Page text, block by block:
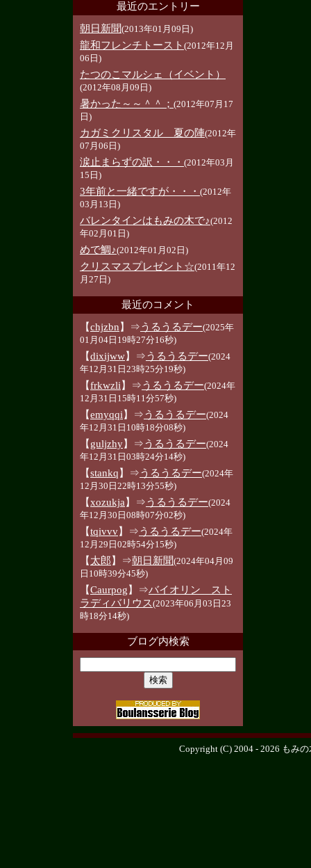
最近のエントリー
朝日新聞(2013年01月09日)
龍和フレンチトースト (2012年12月
06日)
たつのこマルシェ（イベント）
(2012年08月09日)
暑かった～～＾＾； (2012年07月17
日)
カガミクリスタル 夏の陣(2012年
07月06日)
涙止まらずの訳・・・ (2012年03月
15日)
3年前と一緒ですが・・・ (2012年
03月13日)
バレンタインはもみの木で♪(2012
年02月01日)
めで鯛♪(2012年01月02日)
クリスマスプレゼント☆(2011年12
月27日)
最近のコメント
【chjzbn 】⇒うるうるデー(2025年
01月04日19時27分16秒)
【dixijww】⇒うるうるデー(2024
年12月31日23時25分19秒)
【frkwzli 】⇒うるうるデー(2024年
12月31日15時11分57秒)
【emyqqi 】⇒うるうるデー(2024
年12月31日10時18分08秒)
【 guljzhy】⇒うるうるデー(2024
年12月31日03時24分14秒)
【stankq 】⇒うるうるデー(2024年
12月30日22時13分55秒)
【xozukja 】⇒うるうるデー(2024
年12月30日08時07分02秒)
【tqivvv】⇒うるうるデー(2024年
12月29日02時54分15秒)
【 太郎 】⇒朝日新聞(2024年04月09
日10時39分45秒)
【Caurpog 】⇒バイオリン スト
ラディバリウス(2023年06月03日23
時18分14秒)
ブログ内検索
Copyright (C) 2004 - 2026 もみ